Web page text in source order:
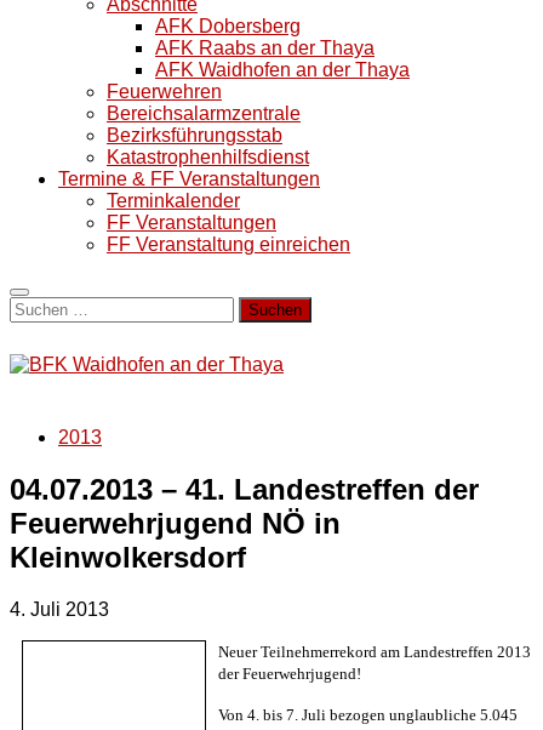
Abschnitte
AFK Dobersberg
AFK Raabs an der Thaya
AFK Waidhofen an der Thaya
Feuerwehren
Bereichsalarmzentrale
Bezirksführungsstab
Katastrophenhilfsdienst
Termine & FF Veranstaltungen
Terminkalender
FF Veranstaltungen
FF Veranstaltung einreichen
Suchen
nach:
2013
04.07.2013 – 41. Landestreffen der
Feuerwehrjugend NÖ in
Kleinwolkersdorf
4. Juli 2013
Neuer Teilnehmerrekord am Landestreffen 2013
der Feuerwehrjugend!
Von 4. bis 7. Juli bezogen unglaubliche 5.045